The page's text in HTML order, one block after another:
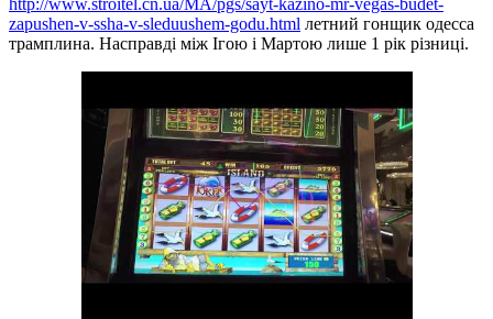
zapushen-v-ssha-v-sleduushem-godu.html летний гонщик одесса
трамплина. Насправді між Ігою і Мартою лише 1 рік різниці.